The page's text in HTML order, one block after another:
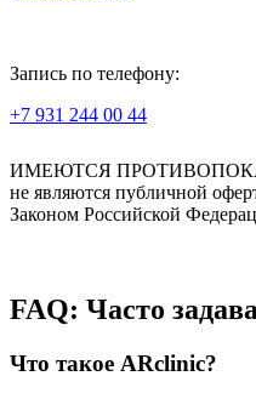
Запись по телефону:
+7 931 244 00 44
ИМЕЮТСЯ
не являются публичной
Законом Российской
FAQ: Часто
Что такое ARclinic?